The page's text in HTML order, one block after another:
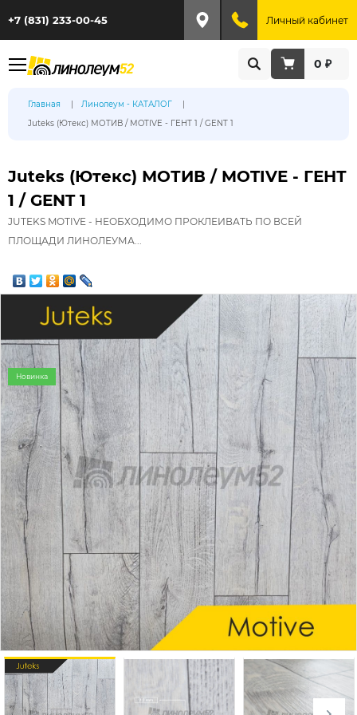
+7 (831) 233-00-45 Личный кабинет
0 ₽
Главная
Линолеум - КАТАЛОГ
Juteks (Ютекс) МОТИВ / MOTIVE - ГЕНТ 1 / GENT 1
Juteks (Ютекс) МОТИВ / MOTIVE - ГЕНТ
1 / GENT 1
JUTEKS MOTIVE - НЕОБХОДИМО ПРОКЛЕИВАТЬ ПО ВСЕЙ
ПЛОЩАДИ ЛИНОЛЕУМА...
Новинка